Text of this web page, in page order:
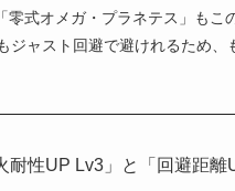
式オメガ・プラネテス」もこ
ジャスト回避で避けれるため
性UP Lv3」と「回避距離